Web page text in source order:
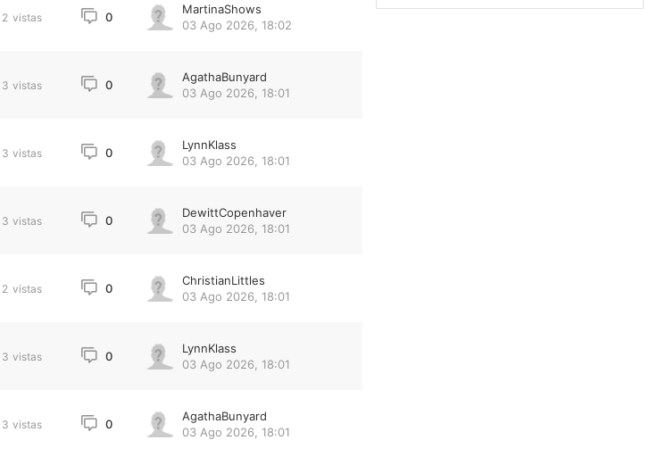
2 vistas 0
MartinaShows
03 Ago 2026, 18:02
3 vistas 0
AgathaBunyard
03 Ago 2026, 18:01
3 vistas 0
LynnKlass
03 Ago 2026, 18:01
3 vistas 0
DewittCopenhaver
03 Ago 2026, 18:01
2 vistas 0
ChristianLittles
03 Ago 2026, 18:01
3 vistas 0
LynnKlass
03 Ago 2026, 18:01
3 vistas 0
AgathaBunyard
03 Ago 2026, 18:01